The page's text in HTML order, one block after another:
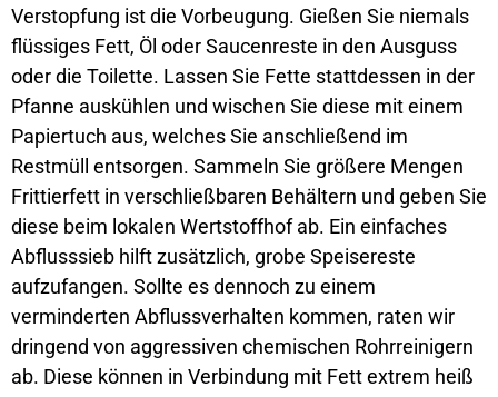
Verstopfung ist die Vorbeugung. Gießen Sie niemals
flüssiges Fett, Öl oder Saucenreste in den Ausguss
oder die Toilette. Lassen Sie Fette stattdessen in der
Pfanne auskühlen und wischen Sie diese mit einem
Papiertuch aus, welches Sie anschließend im
Restmüll entsorgen. Sammeln Sie größere Mengen
Frittierfett in verschließbaren Behältern und geben Sie
diese beim lokalen Wertstoffhof ab. Ein einfaches
Abflusssieb hilft zusätzlich, grobe Speisereste
aufzufangen. Sollte es dennoch zu einem
verminderten Abflussverhalten kommen, raten wir
dringend von aggressiven chemischen Rohrreinigern
ab. Diese können in Verbindung mit Fett extrem heiß